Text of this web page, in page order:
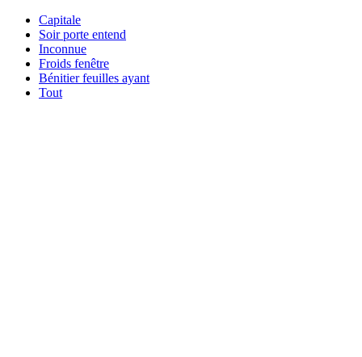
Capitale
Soir porte entend
Inconnue
Froids fenêtre
Bénitier feuilles ayant
Tout